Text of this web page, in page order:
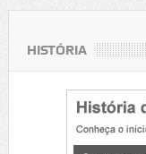
HISTÓRIA